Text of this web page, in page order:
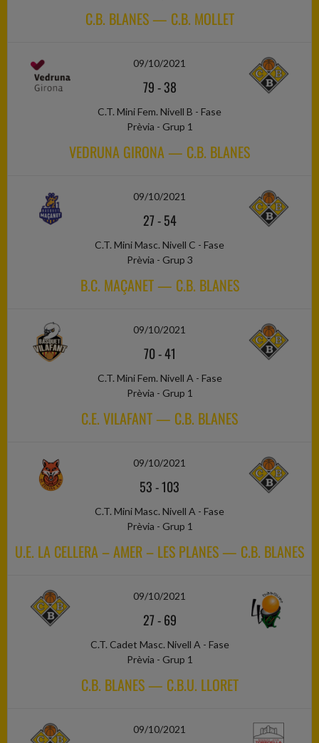
C.B. BLANES — C.B. MOLLET
09/10/2021
79-38
C.T. Mini Fem. Nivell B - Fase
Prèvia - Grup 1
VEDRUNA GIRONA — C.B. BLANES
09/10/2021
27-54
C.T. Mini Masc. Nivell C - Fase
Prèvia - Grup 3
B.C. MAÇANET — C.B. BLANES
09/10/2021
70-41
C.T. Mini Fem. Nivell A - Fase
Prèvia - Grup 1
C.E. VILAFANT — C.B. BLANES
09/10/2021
53-103
C.T. Mini Masc. Nivell A - Fase
Prèvia - Grup 1
U.E. LA CELLERA – AMER – LES PLANES — C.B. BLANES
09/10/2021
27-69
C.T. Cadet Masc. Nivell A - Fase
Prèvia - Grup 1
C.B. BLANES — C.B.U. LLORET
09/10/2021